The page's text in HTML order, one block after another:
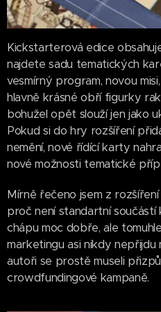
Kickstarterová edice
najdete sadu tematických
vesmírný program, novou
hlavně krásné obří figurky
bohužel opět slouží jen jako
Pokud si do hry rozšíření
nemění, nové řídící karty
nové možnosti tematické
Mírně řečeno jsem z
proč není standartní
chápu moc dobře, ale
marketingu asi nikdy nepřijdu
autoři se prostě museli
crowdfundingové kampaně.